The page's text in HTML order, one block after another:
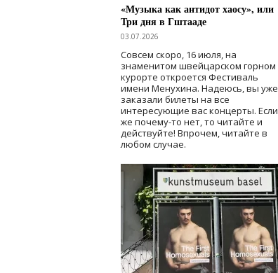
«Музыка как антидот хаосу», или
Три дня в Гштааде
03.07.2026
Совсем скоро, 16 июля, на
знаменитом швейцарском горном
курорте откроется Фестиваль
имени Менухина. Надеюсь, вы уже
заказали билеты на все
интересующие вас концерты. Если
же почему-то нет, то читайте и
действуйте! Впрочем, читайте в
любом случае.